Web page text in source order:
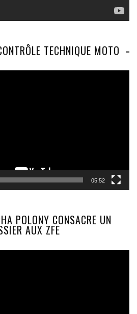
TECHNIQUE MOTO
05:52
POLONY CONSACRE UN
AUX ZFE